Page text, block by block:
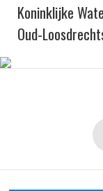
Koninklijke
Oud-